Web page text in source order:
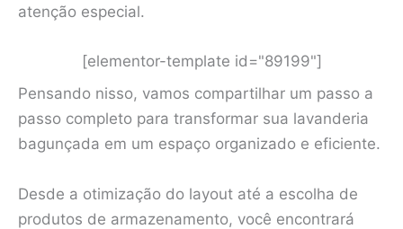
atenção especial.
[elementor-template id="89199"]
Pensando nisso, vamos compartilhar um passo a
passo completo para transformar sua lavanderia
bagunçada em um espaço organizado e eficiente.
Desde a otimização do layout até a escolha de
produtos de armazenamento, você encontrará